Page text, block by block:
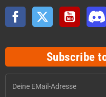
Facebook Twitter YouTube
Subscribe